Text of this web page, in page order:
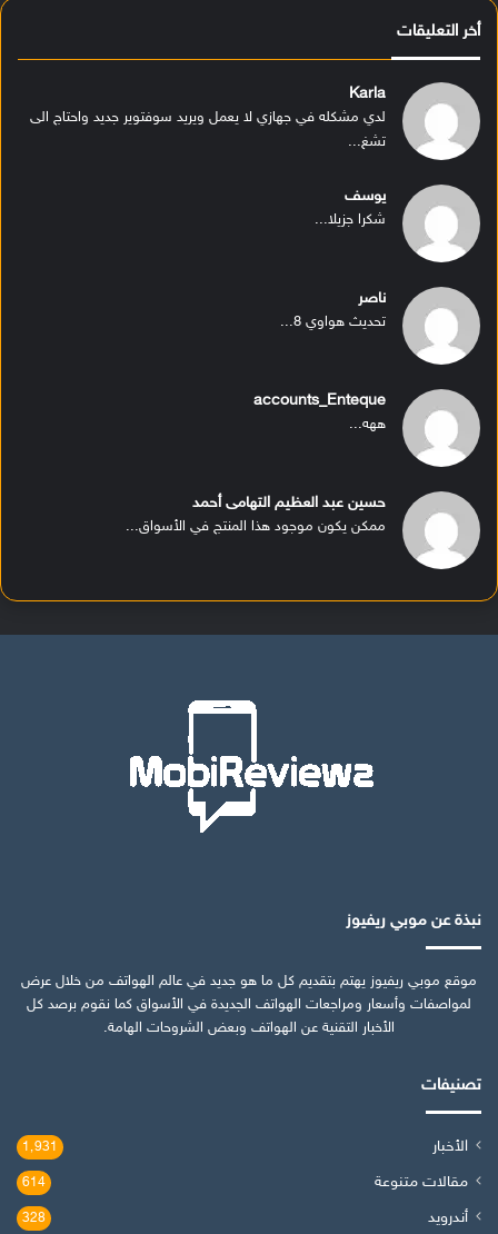
أخر التعليقات
Karla
لدي مشكله في جهازي لا يعمل ويريد سوفتوير جديد واحتاج الى
تشغ...
يوسف
شكرا جزيلا...
ناصر
تحديث هواوي 8...
accounts_Enteque
ههه...
حسين عبد العظيم التهامى أحمد
ممكن يكون موجود هذا المنتج في الأسواق...
نبذة عن موبي ريفيوز
موقع موبي ريفيوز يهتم بتقديم كل ما هو جديد في عالم الهواتف من خلال عرض
لمواصفات وأسعار ومراجعات الهواتف الجديدة في الأسواق كما نقوم برصد كل
الأخبار التقنية عن الهواتف وبعض الشروحات الهامة.
تصنيفات
الأخبار 1٬931
مقالات متنوعة 614
أندرويد 328